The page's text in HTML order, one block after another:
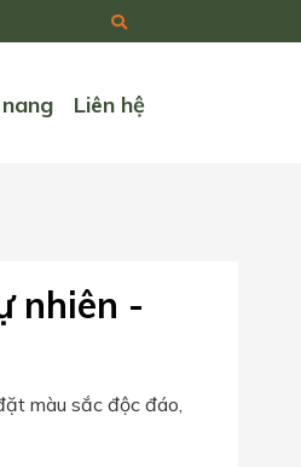
Liên hệ
nhiên -
màu sắc độc đáo,